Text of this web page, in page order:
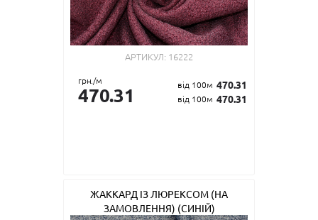
АРТИКУЛ: 16222
грн./м
470.31 від 100м 470.31
від 100м 470.31
ЖАККАРД ІЗ ЛЮРЕКСОМ (НА
ЗАМОВЛЕННЯ) (СИНІЙ)